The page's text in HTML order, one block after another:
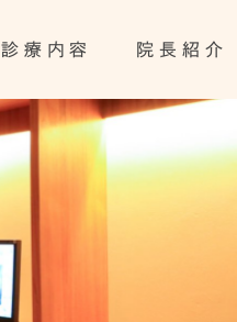
診療内容 院長紹介